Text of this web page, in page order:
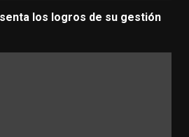
los logros de su gestión